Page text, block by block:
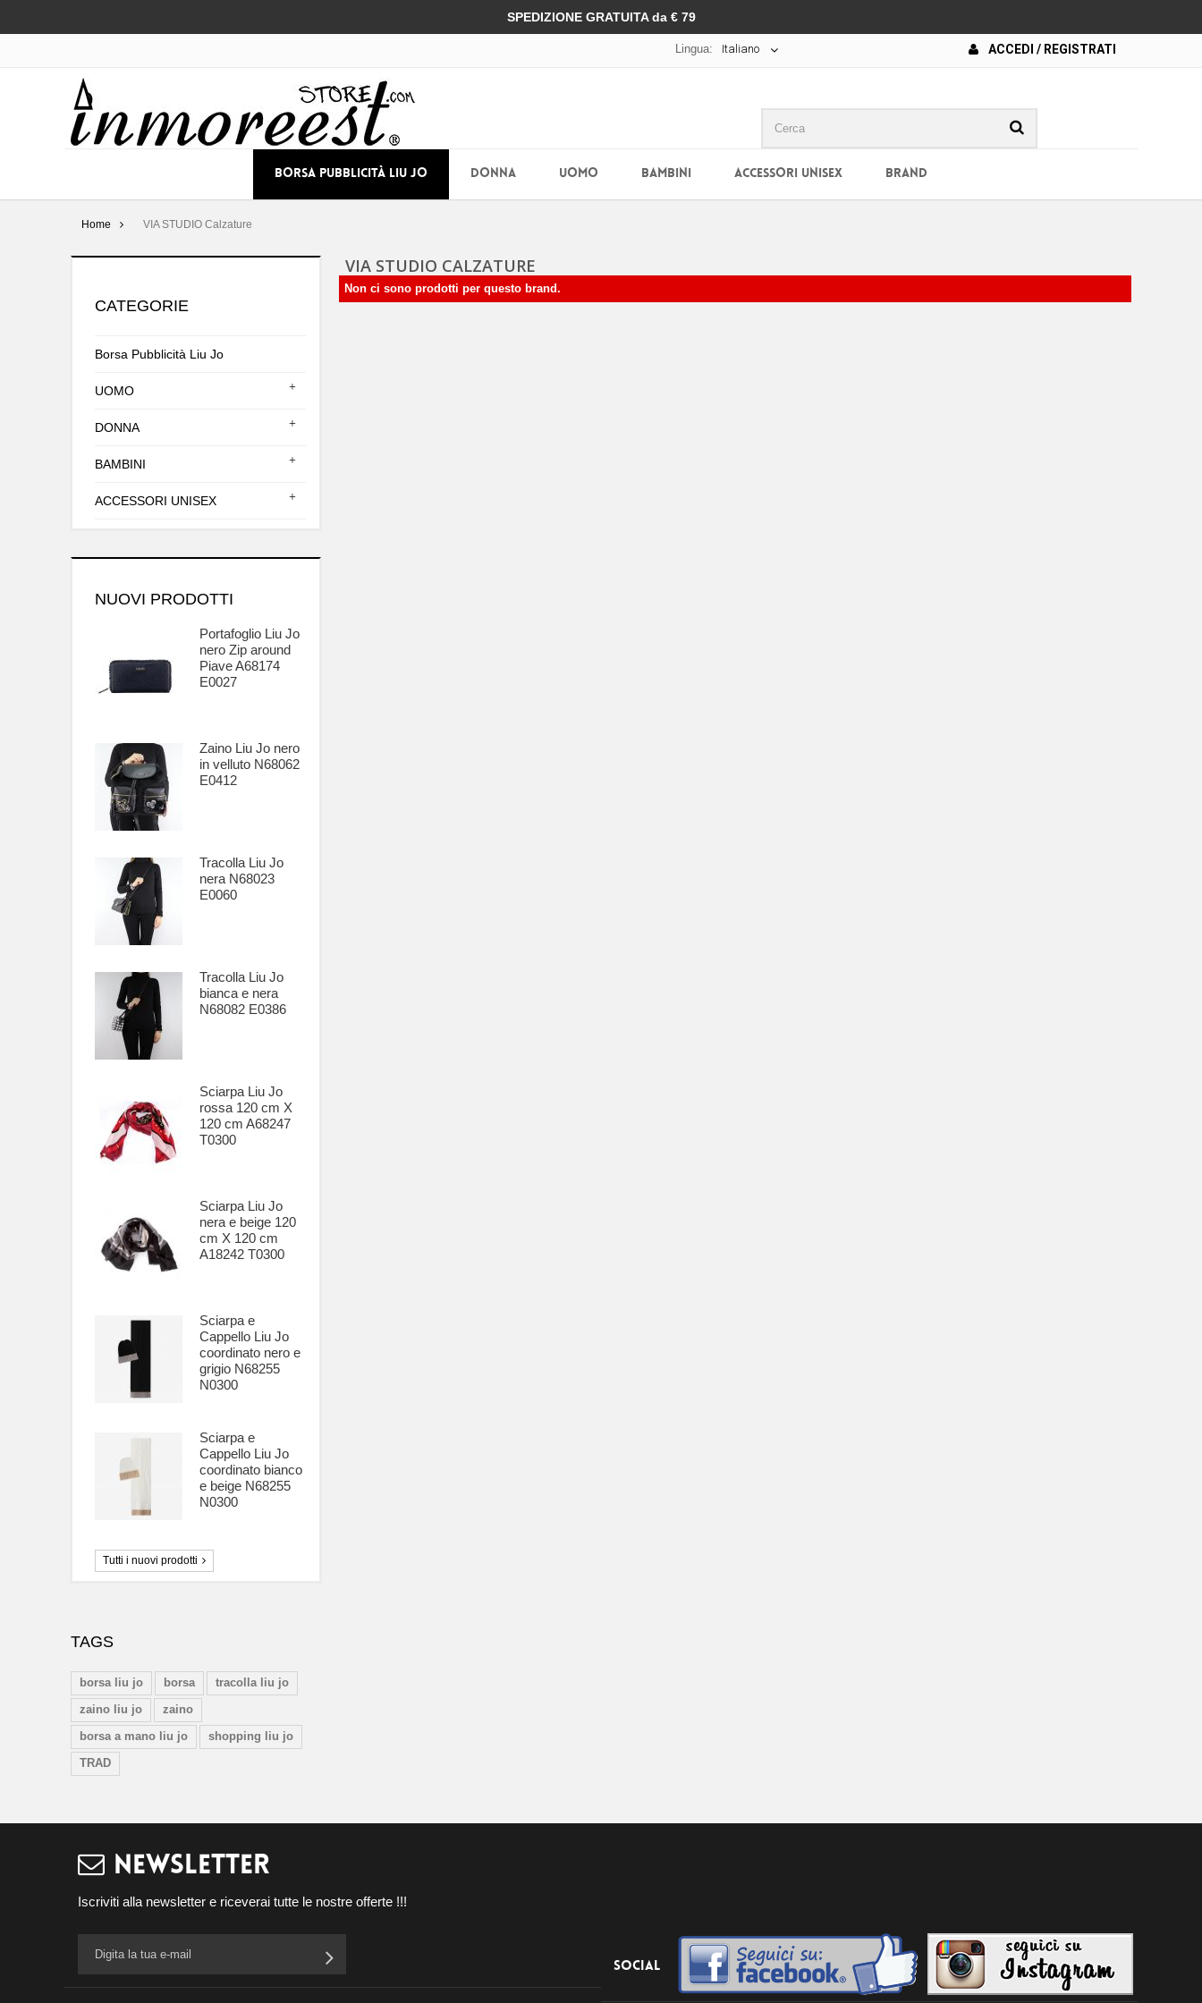
SPEDIZIONE GRATUITA da € 79
ACCEDI / REGISTRATI
Lingua: Italiano
BORSA PUBBLICITÀ LIU JO DONNA UOMO BAMBINI ACCESSORI UNISEX BRAND
Home VIA STUDIO Calzature
CATEGORIE
Borsa Pubblicità Liu Jo
UOMO
DONNA
BAMBINI
ACCESSORI UNISEX
NUOVI PRODOTTI
Portafoglio Liu Jo
nero Zip around
Piave A68174
E0027
Zaino Liu Jo nero
in velluto N68062
E0412
Tracolla Liu Jo
nera N68023
E0060
Tracolla Liu Jo
bianca e nera
N68082 E0386
Sciarpa Liu Jo
rossa 120 cm X
120 cm A68247
T0300
Sciarpa Liu Jo
nera e beige 120
cm X 120 cm
A18242 T0300
Sciarpa e
Cappello Liu Jo
coordinato nero e
grigio N68255
N0300
Sciarpa e
Cappello Liu Jo
coordinato bianco
e beige N68255
N0300
Tutti i nuovi prodotti
TAGS
borsa liu jo borsa
tracolla liu jo
zaino liu jo
zaino
borsa a mano liu jo
shopping liu jo
TRAD
VIA STUDIO CALZATURE
Non ci sono prodotti per questo brand.
NEWSLETTER
Iscriviti alla newsletter e riceverai tutte le nostre offerte !!!
Social